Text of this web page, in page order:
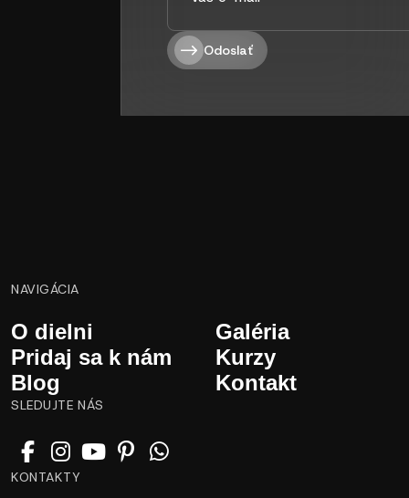
Odoslať
NAVIGÁCIA
O dielni
Pridaj sa k nám
Blog
Galéria
Kurzy
Kontakt
SLEDUJTE NÁS
KONTAKTY